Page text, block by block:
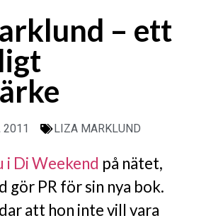
– ett
2011 LIZA MARKLUND
i Di Weekend på nätet,
gör PR för sin nya bok.
att hon inte vill vara